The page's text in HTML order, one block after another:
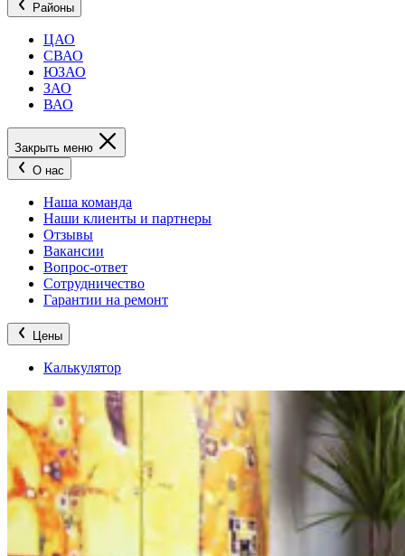
Районы
ЦАО
СВАО
ЮЗАО
ЗАО
ВАО
Закрыть меню
О нас
Наша команда
Наши клиенты и партнеры
Отзывы
Вакансии
Вопрос-ответ
Сотрудничество
Гарантии на ремонт
Цены
Калькулятор